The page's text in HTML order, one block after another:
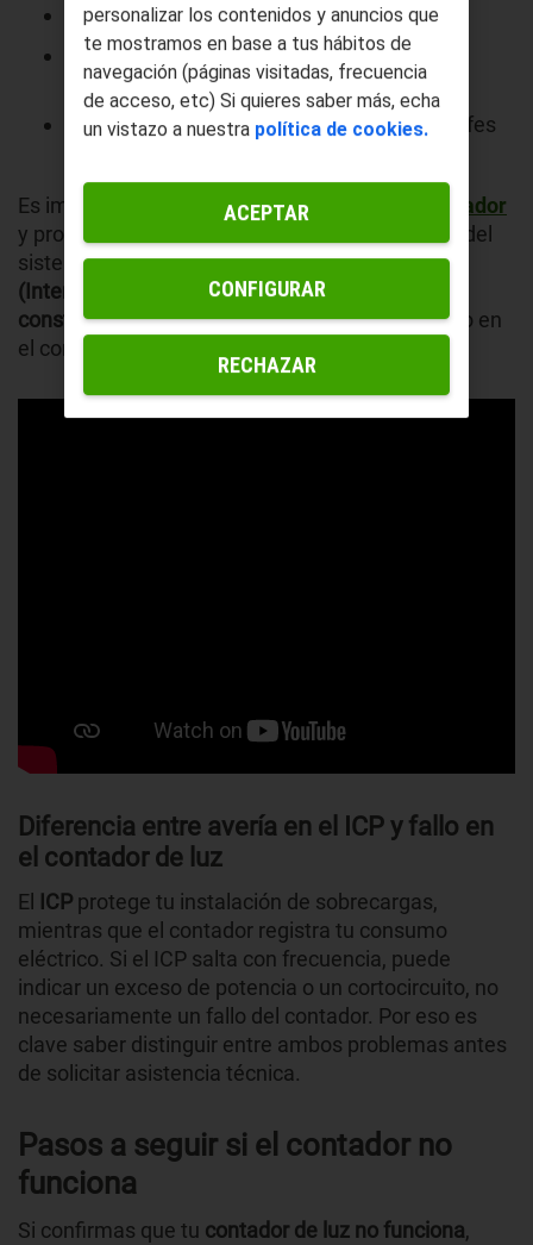
Pantalla apagada o sin respuesta.
Lecturas que no cambian aunque haya
consumo eléctrico.
Comportamiento extraño en la luz o enchufes
Es importante diferenciar entre fallos en el
contador
y problemas relacionados con otros elementos del
sistema eléctrico. Por ejemplo, si tienes unICP
(Interruptor de Control de Potencia) activado
constantemente, podría confundirse con un fallo en
el contador.
Diferencia entre avería en el ICP y fallo en
el contador de luz
El ICP protege tu instalación de sobrecargas,
mientras que el contador registra tu consumo
eléctrico. Si el ICP salta con frecuencia, puede
indicar un exceso de potencia o un cortocircuito, no
necesariamente un fallo del contador. Por eso es
clave saber distinguir entre ambos problemas antes
de solicitar asistencia técnica.
Pasos a seguir si el contador no
funciona
Si confirmas que tu contador de luz no funciona,
personalizar los contenidos y anuncios que
te mostramos en base a tus hábitos de
navegación (páginas visitadas, frecuencia
de acceso, etc) Si quieres saber más, echa
un vistazo a nuestra política de cookies.
CONFIGURAR
RECHAZAR
ACEPTAR